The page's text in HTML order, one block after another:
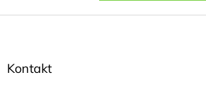
Z
Kontakt